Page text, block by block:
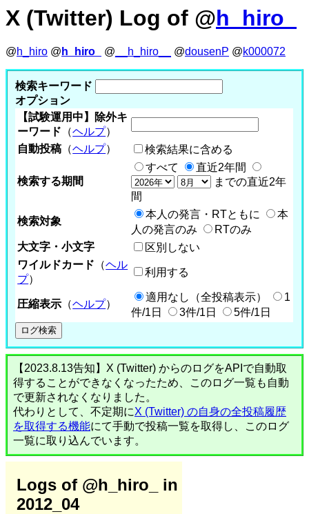
X (Twitter) Log of @h_hiro_
@h_hiro @ h_hiro_ @ __h_hiro__ @dousenP @k000072
検索キーワード
オプション
【試験運用中】除外キ
ーワード （ヘルプ）
自動投稿 （ヘルプ） 検索結果に含める
検索する期間
すべて
直近2年間
までの直近2年
間
検索対象
本人の発言・RTともに
本
人の発言のみ
RTのみ
大文字・小文字
区別しない
ワイルドカード （ヘル
プ）
利用する
圧縮表示 （ヘルプ）
適用なし（全投稿表示）
1
件/1日
3件/1日 5件/1日
【2023.8.13告知】X (Twitter) からのログをAPIで自動取
得することができなくなったため、このログ一覧も自動
で更新されなくなりました。
代わりとして、不定期にX (Twitter) の自身の全投稿履歴
を取得する機能にて手動で投稿一覧を取得し、このログ
一覧に取り込んでいます。
Logs of @h_hiro_ in
2012_04